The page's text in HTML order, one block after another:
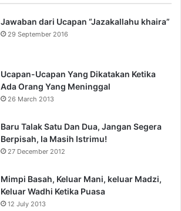
Jawaban dari Ucapan “Jazakallahu khaira”
29 September 2016
Ucapan-Ucapan Yang Dikatakan Ketika
Ada Orang Yang Meninggal
26 March 2013
Baru Talak Satu Dan Dua, Jangan Segera
Berpisah, Ia Masih Istrimu!
27 December 2012
Mimpi Basah, Keluar Mani, keluar Madzi,
Keluar Wadhi Ketika Puasa
12 July 2013